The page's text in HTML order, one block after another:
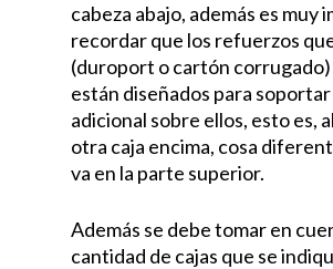
cabeza abajo, además es muy
recordar que los refuerzos
(duroport o cartón corrugado)
están diseñados para
adicional sobre ellos, esto es,
otra caja encima, cosa
va en la parte superior.
Además se debe tomar en
cantidad de cajas que se